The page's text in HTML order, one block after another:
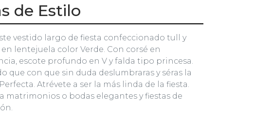
de Estilo
vestido largo de fiesta confeccionado tull y
lentejuela color Verde. Con corsé en
escote profundo en V y falda tipo princesa.
que con que sin duda deslumbraras y séras la
Atrévete a ser la más linda de la fiesta.
matrimonios o bodas elegantes y fiestas de